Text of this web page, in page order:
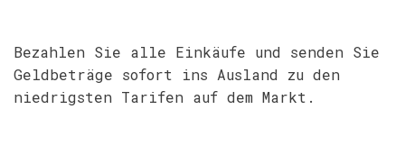
Bezahlen Sie alle Einkäufe und senden Sie
Geldbeträge sofort ins Ausland zu den
niedrigsten Tarifen auf dem Markt.